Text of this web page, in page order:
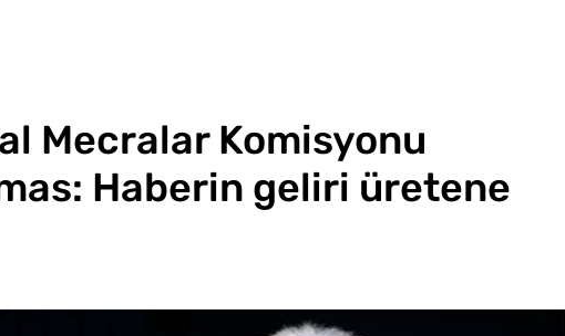
Mecralar Komisyonu
Haberin geliri üretene